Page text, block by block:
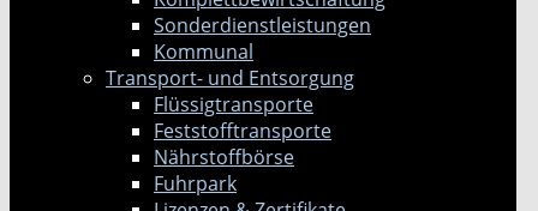
Sonderdienstleistungen
Kommunal
Transport- und Entsorgung
Flüssigtransporte
Feststofftransporte
Nährstoffbörse
Fuhrpark